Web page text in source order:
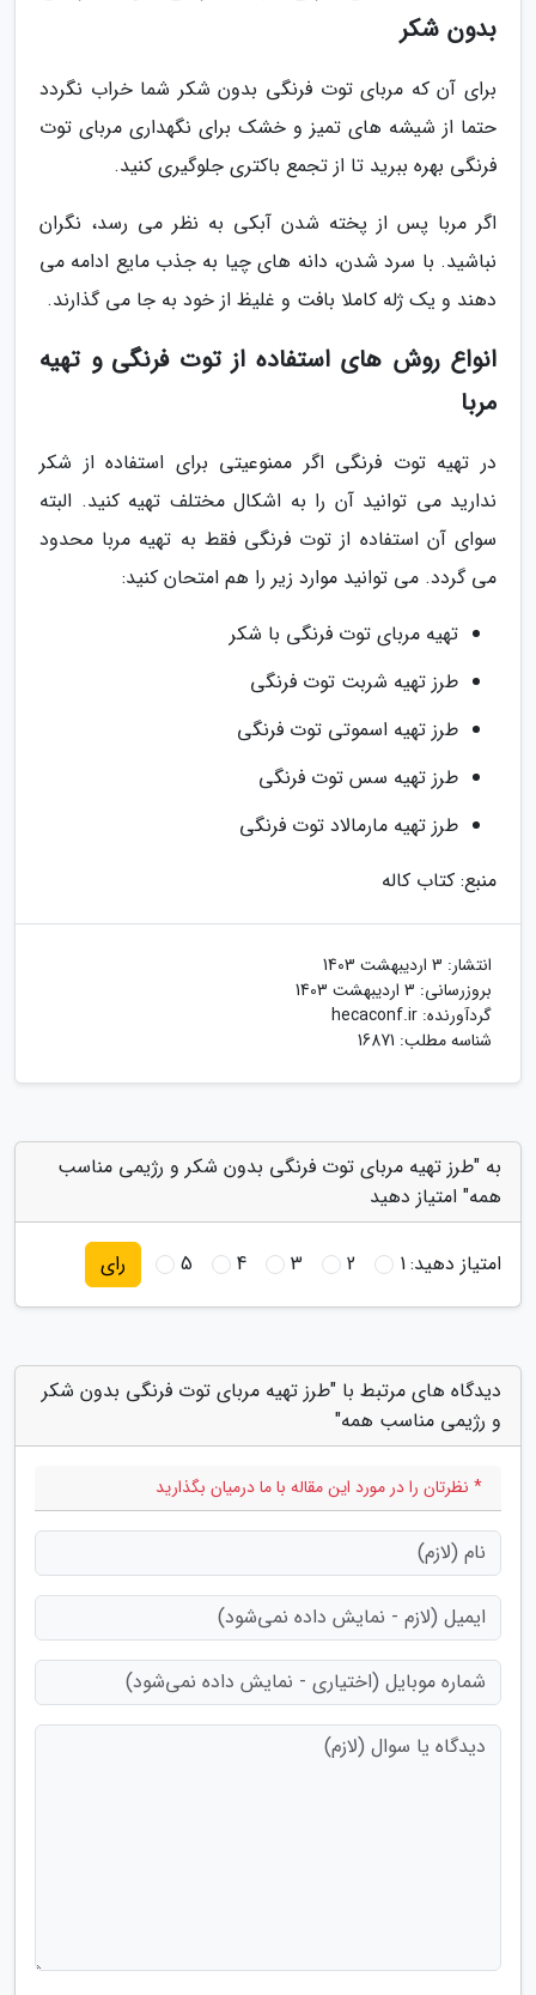
بدون شکر
برای آن که مربای توت فرنگی بدون شکر شما خراب نگردد
حتما از شیشه های تمیز و خشک برای نگهداری مربای توت
فرنگی بهره ببرید تا از تجمع باکتری جلوگیری کنید.
اگر مربا پس از پخته شدن آبکی به نظر می رسد، نگران
نباشید. با سرد شدن، دانه های چیا به جذب مایع ادامه می
دهند و یک ژله کاملا بافت و غلیظ از خود به جا می گذارند.
انواع روش های استفاده از توت فرنگی و تهیه
مربا
در تهیه توت فرنگی اگر ممنوعیتی برای استفاده از شکر
ندارید می توانید آن را به اشکال مختلف تهیه کنید. البته
سوای آن استفاده از توت فرنگی فقط به تهیه مربا محدود
می گردد. می توانید موارد زیر را هم امتحان کنید:
تهیه مربای توت فرنگی با شکر
طرز تهیه شربت توت فرنگی
طرز تهیه اسموتی توت فرنگی
طرز تهیه سس توت فرنگی
طرز تهیه مارمالاد توت فرنگی
منبع: کتاب کاله
انتشار: 3 اردیبهشت 1403
بروزرسانی: 3 اردیبهشت 1403
گردآورنده: hecaconf.ir
شناسه مطلب: 16871
به "طرز تهیه مربای توت فرنگی بدون شکر و رژیمی مناسب
همه" امتیاز دهید
امتیاز دهید:1
2
3
4
5 رای
دیدگاه های مرتبط با "طرز تهیه مربای توت فرنگی بدون شکر
و رژیمی مناسب همه"
* نظرتان را در مورد این مقاله با ما درمیان بگذارید